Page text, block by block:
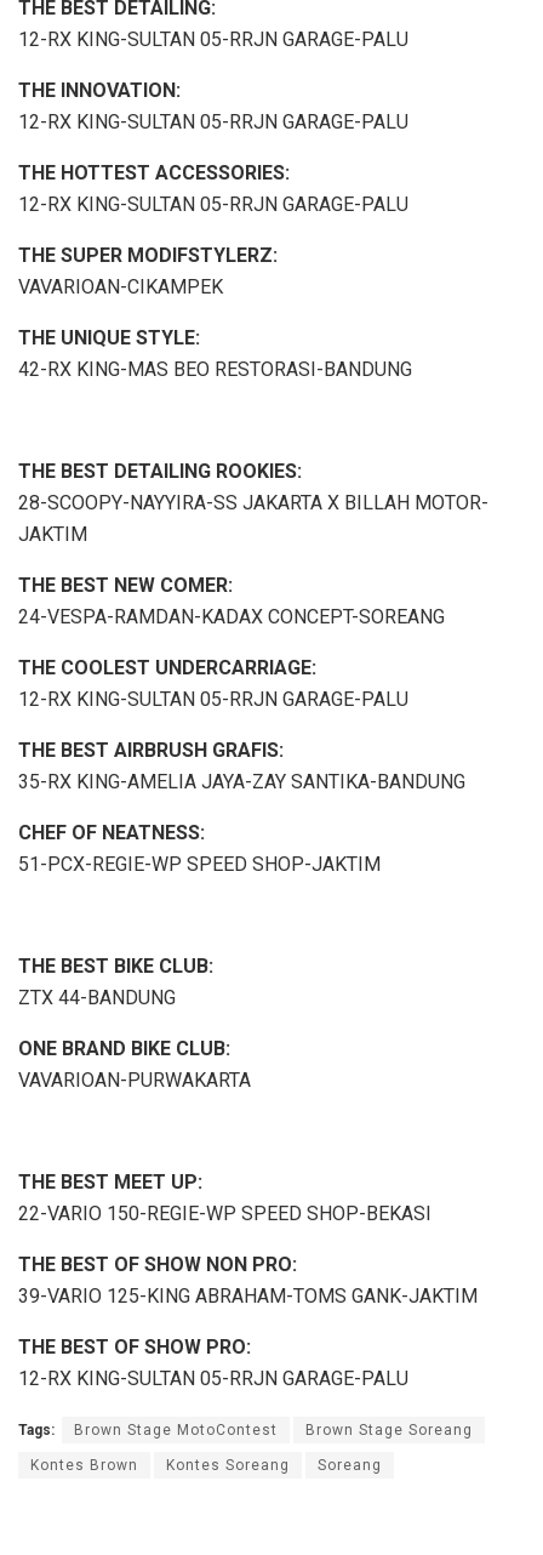
THE BEST DETAILING:
12-RX KING-SULTAN 05-RRJN GARAGE-PALU
THE INNOVATION:
12-RX KING-SULTAN 05-RRJN GARAGE-PALU
THE HOTTEST ACCESSORIES:
12-RX KING-SULTAN 05-RRJN GARAGE-PALU
THE SUPER MODIFSTYLERZ:
VAVARIOAN-CIKAMPEK
THE UNIQUE STYLE:
42-RX KING-MAS BEO RESTORASI-BANDUNG
THE BEST DETAILING ROOKIES:
28-SCOOPY-NAYYIRA-SS JAKARTA X BILLAH MOTOR-
JAKTIM
THE BEST NEW COMER:
24-VESPA-RAMDAN-KADAX CONCEPT-SOREANG
THE COOLEST UNDERCARRIAGE:
12-RX KING-SULTAN 05-RRJN GARAGE-PALU
THE BEST AIRBRUSH GRAFIS:
35-RX KING-AMELIA JAYA-ZAY SANTIKA-BANDUNG
CHEF OF NEATNESS:
51-PCX-REGIE-WP SPEED SHOP-JAKTIM
THE BEST BIKE CLUB:
ZTX 44-BANDUNG
ONE BRAND BIKE CLUB:
VAVARIOAN-PURWAKARTA
THE BEST MEET UP:
22-VARIO 150-REGIE-WP SPEED SHOP-BEKASI
THE BEST OF SHOW NON PRO:
39-VARIO 125-KING ABRAHAM-TOMS GANK-JAKTIM
THE BEST OF SHOW PRO:
12-RX KING-SULTAN 05-RRJN GARAGE-PALU
Tags: Brown Stage MotoContest Brown Stage Soreang
Kontes Brown Kontes Soreang Soreang